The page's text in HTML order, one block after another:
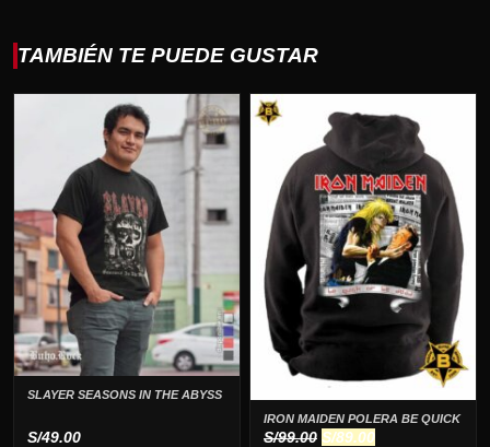
TAMBIÉN TE PUEDE GUSTAR
SLAYER SEASONS IN THE ABYSS
S/49.00
IRON MAIDEN POLERA BE QUICK
S/99.00 El
S/89.00El